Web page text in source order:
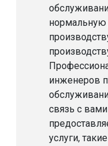
нормальную
инженеров
связь с
услуги,